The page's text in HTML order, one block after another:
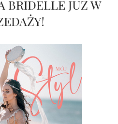
BRIDELLE JUŻ W